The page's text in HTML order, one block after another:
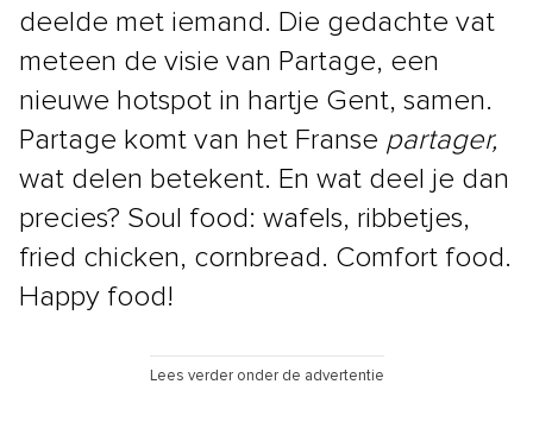
deelde met iemand. Die gedachte vat
meteen de visie van Partage, een
nieuwe hotspot in hartje Gent, samen.
Partage komt van het Franse partager,
wat delen betekent. En wat deel je dan
precies? Soul food: wafels, ribbetjes,
fried chicken, cornbread. Comfort food.
Happy food!
Lees verder onder de advertentie